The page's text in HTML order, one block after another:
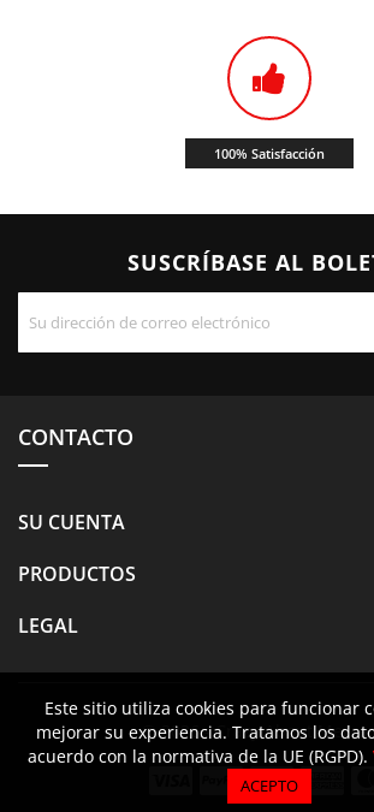
Este sitio utiliza cookies para funcionar
mejorar su experiencia. Tratamos los
acuerdo con la normativa de la UE (RGPD).
ACEPTO
100% Satisfacción
SUSCRÍBASE AL
CONTACTO
SU CUENTA
Este sitio utiliza cookies para funcionar
mejorar su experiencia. Tratamos los
acuerdo con la normativa de la UE (RGPD).
ACEPTO
PRODUCTOS
LEGAL
© 2026 - Crazy About